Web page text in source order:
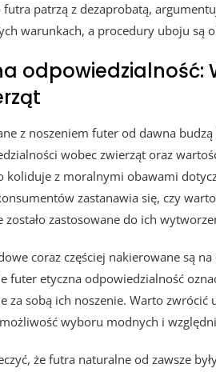
patrzą z dezaprobatą,
warunkach, a procedury uboju są
z noszeniem futer od dawna
wobec zwierząt oraz
koliduje z moralnymi obawami
zastanawia się, czy
zastosowane do ich
coraz częściej nakierowane są
futer etyczna odpowiedzialność
za sobą ich noszenie. Warto
wyboru modnych i
że futra naturalne od zawsze